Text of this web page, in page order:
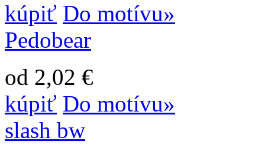
kúpiť Do motívu»
Pedobear
od 2,02 €
kúpiť Do motívu»
slash bw